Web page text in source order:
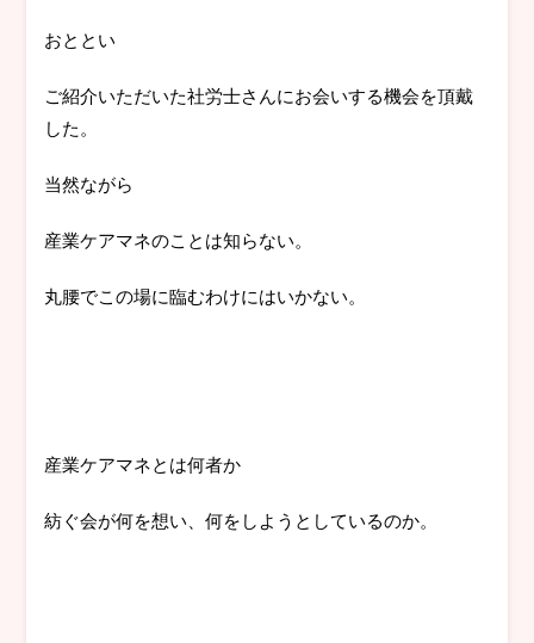
おととい
ご紹介いただいた社労士さんにお会いする機会を頂戴
した。
当然ながら
産業ケアマネのことは知らない。
丸腰でこの場に臨むわけにはいかない。
産業ケアマネとは何者か
紡ぐ会が何を想い、何をしようとしているのか。